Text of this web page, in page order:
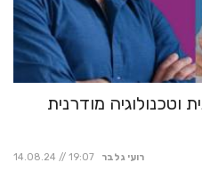
וטכנולוגיה מודרנית
14.08.24 // 19:07 רועי גלבר